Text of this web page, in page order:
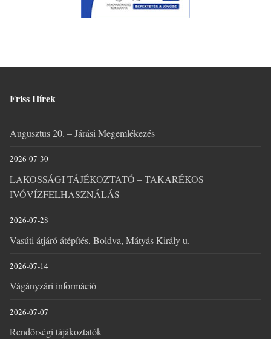
Friss Hírek
Augusztus 20. – Járási Megemlékezés
2026-07-30
LAKOSSÁGI TÁJÉKOZTATÓ – TAKARÉKOS
IVÓVÍZFELHASZNÁLÁS
2026-07-28
Vasúti átjáró átépítés, Boldva, Mátyás Király u.
2026-07-14
Vágányzári információ
2026-07-07
Rendőrségi tájákoztatók